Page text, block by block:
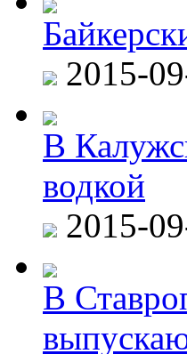
2015-
В
водкой
2015-
В